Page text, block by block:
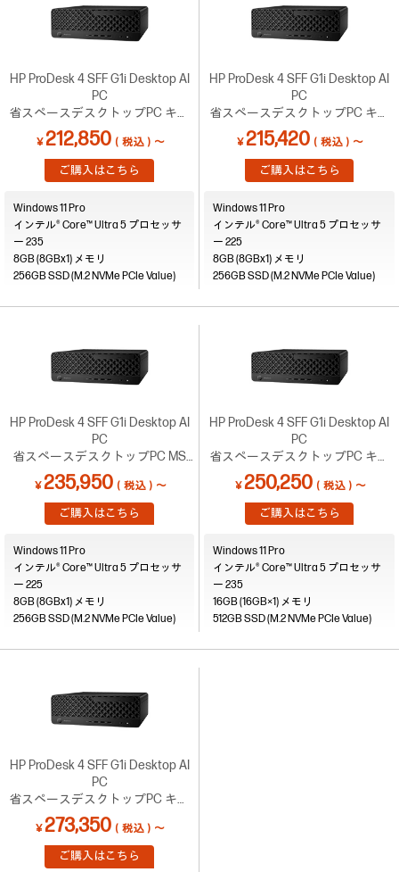
HP ProDesk 4 SFF G1i Desktop AI
PC
省スペースデスクトップPC キャ
ンペーン4【C29】
￥ 212,850（税込）～
ご購入はこちら
Windows 11 Pro
インテル® Core™ Ultra 5 プロセッサ
ー 235
8GB (8GBx1)
256GB SSD (M.2 NVMe PCIe Value)
HP ProDesk 4 SFF G1i Desktop AI
PC
省スペースデスクトップPC キャ
ンペーン4（モニターセット）
【C32】
￥ 215,420 （税込）～
ご購入はこちら
Windows 11 Pro
インテル® Core™ Ultra 5 プロセッサ
ー 225
8GB (8GBx1)
256GB SSD (M.2 NVMe PCIe Value)
HP ProDesk 4 SFF G1i Desktop AI
PC
省スペースデスクトップPC MS
Officeセット割！ キャンペーン
4【C33】
￥ 235,950（税込）～
ご購入はこちら
Windows 11 Pro
インテル® Core™ Ultra 5 プロセッサ
ー 225
8GB (8GBx1)
256GB SSD (M.2 NVMe PCIe Value)
HP ProDesk 4 SFF G1i Desktop AI
PC
省スペースデスクトップPC キャ
ンペーン4【C30】
￥ 250,250（税込）～
ご購入はこちら
Windows 11 Pro
インテル® Core™ Ultra 5 プロセッサ
ー 235
16GB (16GB×1)
512GB SSD (M.2 NVMe PCIe Value)
HP ProDesk 4 SFF G1i Desktop AI
PC
省スペースデスクトップPC キャ
ンペーン4【C31】
￥ 273,350 （税込）～
ご購入はこちら